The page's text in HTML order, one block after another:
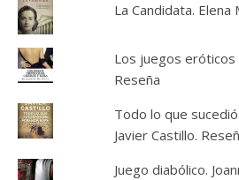
La Candidata. Elena
Los juegos eróticos
Reseña
Todo lo que
Javier Castillo.
Juego diabólico.